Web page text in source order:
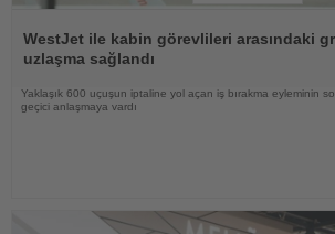
Oku
WestJet ile kabin görevlileri arasındaki
uzlaşma sağlandı
Yaklaşık 600 uçuşun iptaline yol açan iş bırakma eyleminin
geçici anlaşmaya vardı